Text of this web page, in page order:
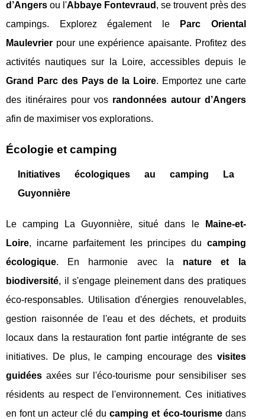
d’Angers ou l'Abbaye Fontevraud , se trouvent près des
campings. Explorez également le
Parc Oriental
Maulevrier pour une expérience apaisante. Profitez des
activités nautiques sur la Loire, accessibles depuis le
Grand Parc des Pays de la Loire. Emportez une carte
des itinéraires pour vos randonnées autour d’Angers
afin de maximiser vos explorations.
Écologie et camping
Initiatives écologiques au camping La
Guyonnière
Le camping La Guyonnière, situé dans le
Maine-et-
Loire, incarne parfaitement les principes du camping
écologique. En harmonie avec la nature et la
biodiversité, il s'engage pleinement dans des pratiques
éco-responsables. Utilisation d'énergies renouvelables,
gestion raisonnée de l'eau et des déchets, et produits
locaux dans la restauration font partie intégrante de ses
initiatives. De plus, le camping encourage des visites
guidées axées sur l'éco-tourisme pour sensibiliser ses
résidents au respect de l'environnement. Ces initiatives
en font un acteur clé ducamping et éco-tourismedans